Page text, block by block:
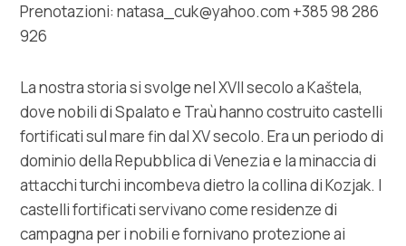
Prenotazioni: natasa_cuk@yahoo.com +385 98 286
926
La nostra storia si svolge nel XVII secolo a Kaštela,
dove nobili di Spalato e Traù hanno costruito castelli
fortificati sul mare fin dal XV secolo. Era un periodo di
dominio della Repubblica di Venezia e la minaccia di
attacchi turchi incombeva dietro la collina di Kozjak. I
castelli fortificati servivano come residenze di
campagna per i nobili e fornivano protezione ai